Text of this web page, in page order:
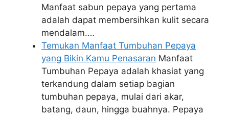
Manfaat sabun pepaya yang pertama
adalah dapat membersihkan kulit secara
mendalam.…
Temukan Manfaat Tumbuhan Pepaya
yang Bikin Kamu Penasaran Manfaat
Tumbuhan Pepaya adalah khasiat yang
terkandung dalam setiap bagian
tumbuhan pepaya, mulai dari akar,
batang, daun, hingga buahnya. Pepaya